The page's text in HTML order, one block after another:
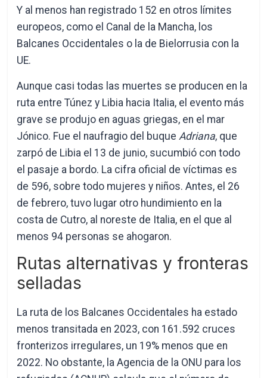
Y al menos han registrado 152 en otros límites
europeos, como el Canal de la Mancha, los
Balcanes Occidentales o la de Bielorrusia con la
UE.
Aunque casi todas las muertes se producen en la
ruta entre Túnez y Libia hacia Italia, el evento más
grave se produjo en aguas griegas, en el mar
Jónico. Fue el naufragio del buqueAdriana, que
zarpó de Libia el 13 de junio, sucumbió con todo
el pasaje a bordo. La cifra oficial de víctimas es
de 596, sobre todo mujeres y niños. Antes, el 26
de febrero, tuvo lugar otro hundimiento en la
costa de Cutro, al noreste de Italia, en el que al
menos 94 personas se ahogaron.
Rutas alternativas y fronteras
selladas
La ruta de los Balcanes Occidentales ha estado
menos transitada en 2023, con 161.592 cruces
fronterizos irregulares, un 19% menos que en
2022. No obstante, la Agencia de la ONU para los